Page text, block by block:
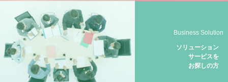
Business Solution
ソリューション
サービスを
お探しの方